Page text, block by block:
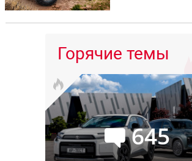
Горячие темы
645